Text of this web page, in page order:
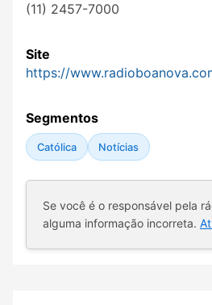
(11) 2457-7000
Site
https://
Segmentos
Católica Notícias
Se você é o responsável pela
alguma informação incorreta.